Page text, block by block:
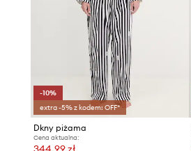
-10%
extra -5% z kodem: OFF*
Dkny piżama
Cena aktualna: